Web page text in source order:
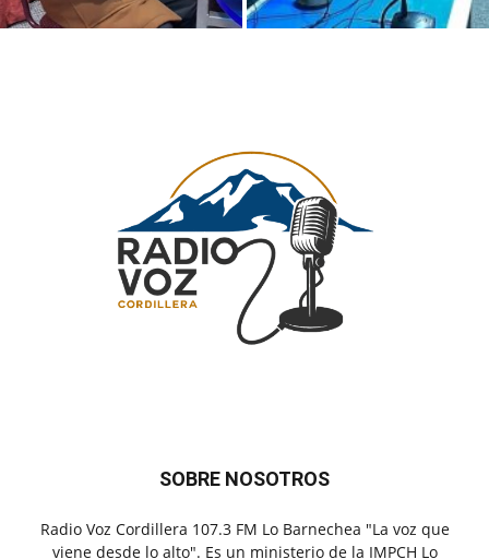
SOBRE NOSOTROS
Radio Voz Cordillera 107.3 FM Lo Barnechea "La voz que
viene desde lo alto". Es un ministerio de la IMPCH Lo